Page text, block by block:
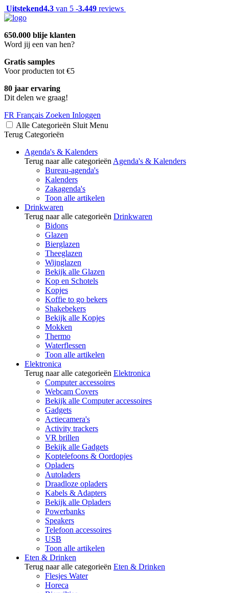
Uitstekend4.3 van 5 -3.449 reviews
650.000 blije klanten
Word jij een van hen?
Gratis samples
Voor producten tot €5
80 jaar ervaring
Dit delen we graag!
FR Français Zoeken Inloggen
Alle Categorieën Sluit Menu
Terug Categorieën
Agenda's & Kalenders
Terug naar alle categorieën Agenda's & Kalenders
Bureau-agenda's
Kalenders
Zakagenda's
Toon alle artikelen
Drinkwaren
Terug naar alle categorieën Drinkwaren
Bidons
Glazen
Bierglazen
Theeglazen
Wijnglazen
Bekijk alle Glazen
Kop en Schotels
Kopjes
Koffie to go bekers
Shakebekers
Bekijk alle Kopjes
Mokken
Thermo
Waterflessen
Toon alle artikelen
Elektronica
Terug naar alle categorieën Elektronica
Computer accessoires
Webcam Covers
Bekijk alle Computer accessoires
Gadgets
Actiecamera's
Activity trackers
VR brillen
Bekijk alle Gadgets
Koptelefoons & Oordopjes
Opladers
Autoladers
Draadloze opladers
Kabels & Adapters
Bekijk alle Opladers
Powerbanks
Speakers
Telefoon accessoires
USB
Toon alle artikelen
Eten & Drinken
Terug naar alle categorieën Eten & Drinken
Flesjes Water
Horeca